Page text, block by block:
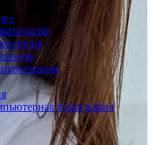
томография